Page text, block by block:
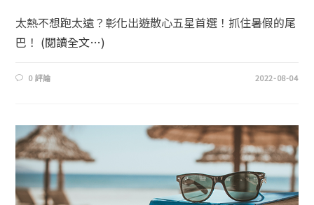
太熱不想跑太遠？彰化出遊散心五星首選！抓住暑假的尾
巴！ (閱讀全文…)
0 評論 2022-08-04